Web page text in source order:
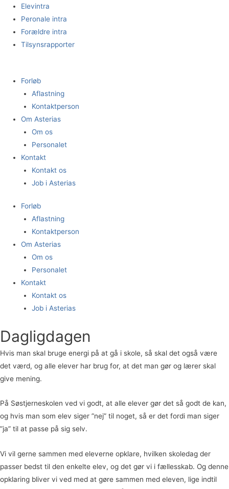
indholdet
Elevintra
Peronale intra
Forældre intra
Tilsynsrapporter
Forløb
Aflastning
Kontaktperson
Om Asterias
Om os
Personalet
Kontakt
Kontakt os
Job i Asterias
Forløb
Aflastning
Kontaktperson
Om Asterias
Om os
Personalet
Kontakt
Kontakt os
Job i Asterias
Dagligdagen
Hvis man skal bruge energi på at gå i skole, så skal det også være
det værd, og alle elever har brug for, at det man gør og lærer skal
give mening.
På Søstjerneskolen ved vi godt, at alle elever gør det så godt de kan,
og hvis man som elev siger ”nej” til noget, så er det fordi man siger
”ja” til at passe på sig selv.
Vi vil gerne sammen med eleverne opklare, hvilken skoledag der
passer bedst til den enkelte elev, og det gør vi i fællesskab. Og denne
opklaring bliver vi ved med at gøre sammen med eleven, lige indtil